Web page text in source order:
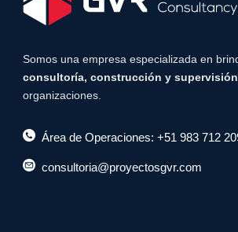
Somos una empresa especializada en
consultoría, construcción y supervisión
organizaciones.
Área de Operaciones: +51 983 712
consultoria@proyectosgvr.com